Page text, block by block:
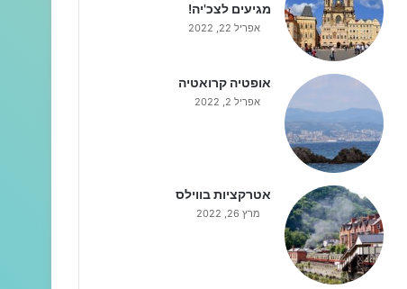
מגיעים לצכ'יה!
אפריל 22, 2022
אופטיה קרואטיה
אפריל 2, 2022
אטרקציות בווילס
מרץ 26, 2022